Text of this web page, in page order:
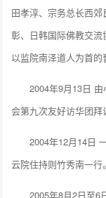
田孝淳、宗务总长西
彰、日韩国际佛教交
以监院南泽道人为首的
2004年9月13日 由
会第九次友好访华团拜
2004年12月14日 一
云院住持则竹秀南一行。
2005年8月2日至6